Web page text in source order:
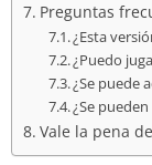
Preguntas
¿Esta
¿Puedo
¿Se puede
¿Se
Vale la pena